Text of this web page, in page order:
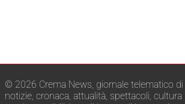
© 2026 Crema News, giornale telematico di
notizie, cronaca, attualità, spettacoli, cultura